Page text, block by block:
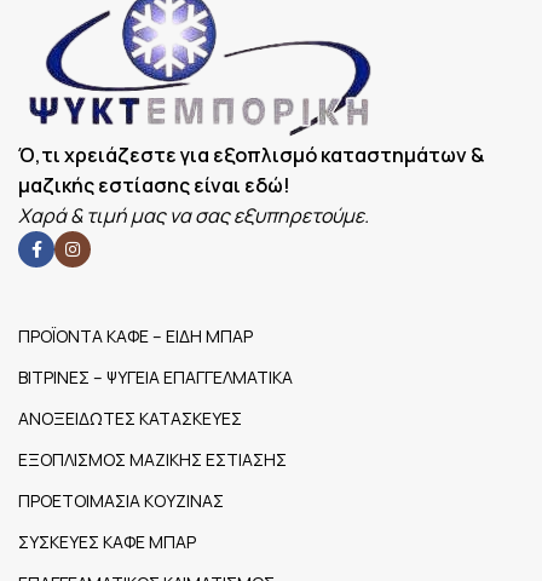
ΕΠΙΠΛΈΟΝ
ΧΑΡΑΚΤΗΡΙΣΤΙΚΆ
δοχείου ΧΑΡΑΚΤΗΡΙΣΤΙΚΆ
Ό,τι χρειάζεστε για εξοπλισμό καταστημάτων &
μαζικής εστίασης είναι εδώ!
Χαρά & τιμή μας να σας εξυπηρετούμε.
ΠΡΟΪΟΝΤΑ ΚΑΦΕ – ΕΙΔΗ ΜΠΑΡ
ΒΙΤΡΙΝΕΣ – ΨΥΓΕΙΑ ΕΠΑΓΓΕΛΜΑΤΙΚΑ
ΑΝΟΞΕΙΔΩΤΕΣ ΚΑΤΑΣΚΕΥΕΣ
ΕΞΟΠΛΙΣΜΟΣ ΜΑΖΙΚΗΣ ΕΣΤΙΑΣΗΣ
ΠΡΟΕΤΟΙΜΑΣΙΑ ΚΟΥΖΙΝΑΣ
ΣΥΣΚΕΥΕΣ ΚΑΦΕ ΜΠΑΡ